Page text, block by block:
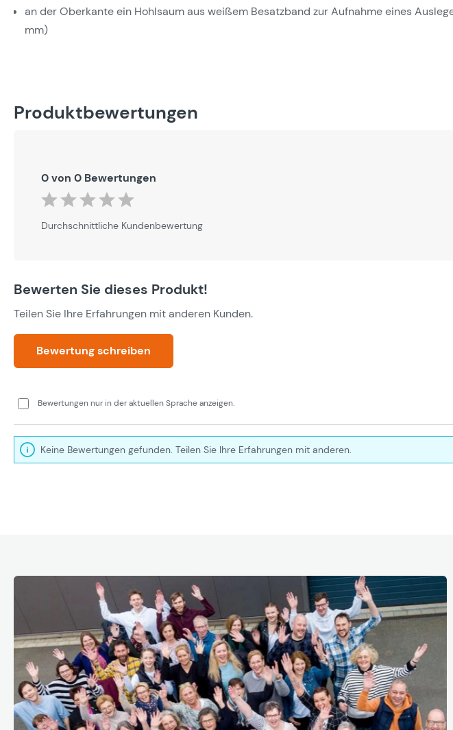
an der Oberkante ein Hohlsaum aus weißem Besatzband zur Aufnahme eines
mm)
Produktbewertungen
0 von 0 Bewertungen
Durchschnittliche Bewertung von 0 von 5 Sternen
Durchschnittliche Kundenbewertung
Bewerten Sie dieses Produkt!
Teilen Sie Ihre Erfahrungen mit anderen Kunden.
Bewertung schreiben
Bewertungen nur in der aktuellen Sprache anzeigen.
Keine Bewertungen gefunden. Teilen Sie Ihre Erfahrungen mit anderen.